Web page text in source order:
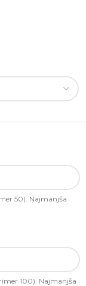
50). Najmanjša
100). Najmanjša